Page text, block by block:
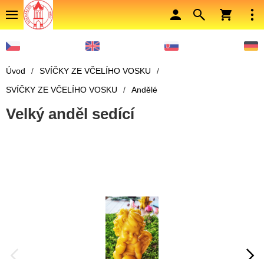
Úvod / SVÍČKY ZE VČELÍHO VOSKU
/
SVÍČKY ZE VČELÍHO VOSKU
/ Andělé
Velký anděl sedící